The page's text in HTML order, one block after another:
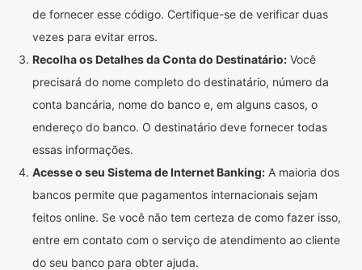
de fornecer esse código. Certifique-se de verificar duas
vezes para evitar erros.
Recolha os Detalhes da Conta do Destinatário: Você
precisará do nome completo do destinatário, número da
conta bancária, nome do banco e, em alguns casos, o
endereço do banco. O destinatário deve fornecer todas
essas informações.
Acesse o seu Sistema de Internet Banking: A maioria dos
bancos permite que pagamentos internacionais sejam
feitos online. Se você não tem certeza de como fazer isso,
entre em contato com o serviço de atendimento ao cliente
do seu banco para obter ajuda.